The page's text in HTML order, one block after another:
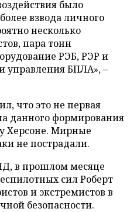
было
взвода личного
несколько
пара тонн
РЭБ, РЭР и
управления БПЛА», –
что это не первая
данного формирования
Херсоне. Мирные
не пострадали.
в прошлом месяце
сил Роберт
и экстремистов в
безопасности.